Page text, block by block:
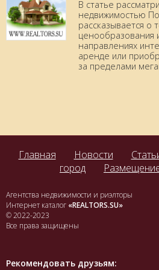
В статье
недвижимостью
рассказывается о
ценообразования
направлениях
аренде или
за пределами
Главная Новости
город
Агентства недвижимости и риэлторы
Интернет каталог «REALTORS.SU»
© 2022-2023
Все права защищены
Рекомендовать друзьям: